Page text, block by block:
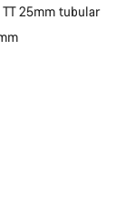
25mm tubular
responder a tus